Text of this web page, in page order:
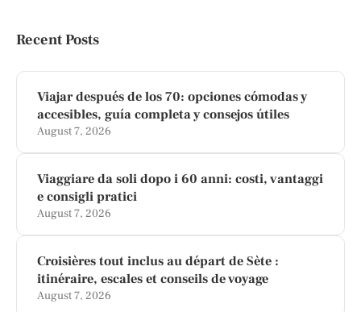
Recent Posts
Viajar después de los 70: opciones cómodas y
accesibles, guía completa y consejos útiles
August 7, 2026
Viaggiare da soli dopo i 60 anni: costi, vantaggi
e consigli pratici
August 7, 2026
Croisières tout inclus au départ de Sète :
itinéraire, escales et conseils de voyage
August 7, 2026